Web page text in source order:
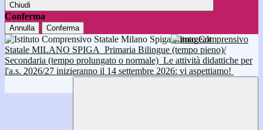
Chiudi
Conferma
Annulla Conferma
Istituto Comprensivo
Statale MILANO SPIGA Primaria Bilingue (tempo pieno)/
Secondaria (tempo prolungato o normale) Le attività didattiche per
l'a.s. 2026/27 inizieranno il 14 settembre 2026: vi aspettiamo!